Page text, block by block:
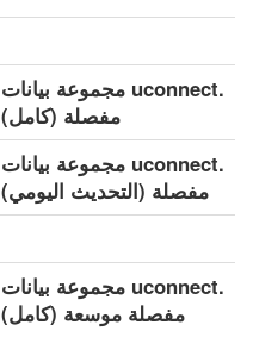
.uconnect مجموعة بيانات
مفصلة (كامل)
.uconnect مجموعة بيانات
مفصلة (التحديث اليومي)
.uconnect مجموعة بيانات
مفصلة موسعة (كامل)